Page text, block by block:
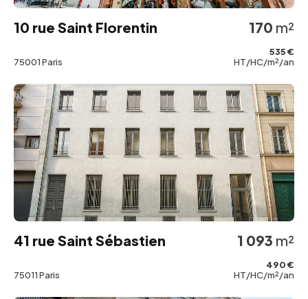
10 rue Saint Florentin
75001 Paris
170 m²
535 €
HT/HC/m²/an
41 rue Saint Sébastien
75011 Paris
1 093 m²
490 €
HT/HC/m²/an